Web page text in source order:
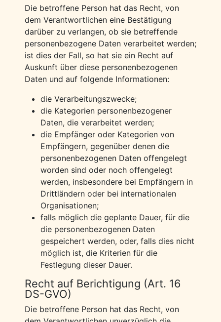
Die betroffene Person hat das Recht, von
dem Verantwortlichen eine Bestätigung
darüber zu verlangen, ob sie betreffende
personenbezogene Daten verarbeitet werden;
ist dies der Fall, so hat sie ein Recht auf
Auskunft über diese personenbezogenen
Daten und auf folgende Informationen:
die Verarbeitungszwecke;
die Kategorien personenbezogener
Daten, die verarbeitet werden;
die Empfänger oder Kategorien von
Empfängern, gegenüber denen die
personenbezogenen Daten offengelegt
worden sind oder noch offengelegt
werden, insbesondere bei Empfängern in
Drittländern oder bei internationalen
Organisationen;
falls möglich die geplante Dauer, für die
die personenbezogenen Daten
gespeichert werden, oder, falls dies nicht
möglich ist, die Kriterien für die
Festlegung dieser Dauer.
Recht auf Berichtigung (Art. 16
DS-GVO)
Die betroffene Person hat das Recht, von